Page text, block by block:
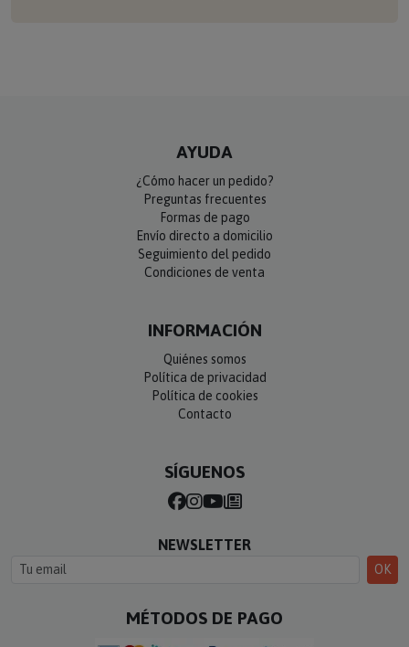
AYUDA
¿Cómo hacer un pedido?
Preguntas frecuentes
Formas de pago
Envío directo a domicilio
Seguimiento del pedido
Condiciones de venta
INFORMACIÓN
Quiénes somos
Política de privacidad
Política de cookies
Contacto
SÍGUENOS
NEWSLETTER
OK
MÉTODOS DE PAGO